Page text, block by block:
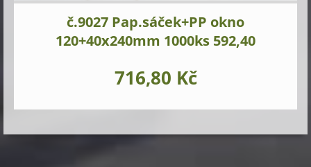
č.9027 Pap.sáček+PP okno
120+40x240mm 1000ks 592,40
716,80 Kč